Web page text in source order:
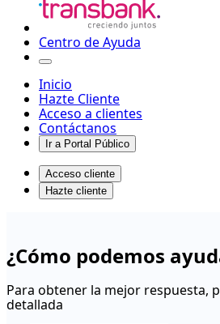
Centro de Ayuda
Inicio
Hazte Cliente
Acceso a clientes
Contáctanos
Ir a Portal Público
Acceso cliente
Hazte cliente
Centro
de
ayuda
¿Cómo podemos
Para obtener la mejor respuesta,
detallada